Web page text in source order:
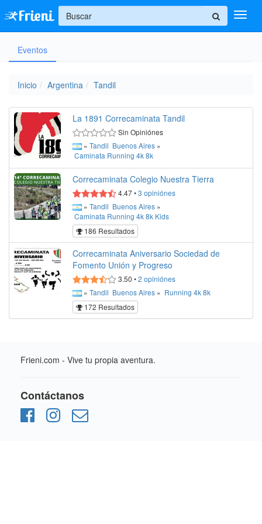
Ingresar
+
Eventos
Inicio Argentina Tandil
La 1891 Correcaminata Tandil
Sin Opiniónes
» Tandil Buenos Aires »
Caminata Running 4k8k
Correcaminata Colegio Nuestra Tierra
4.47•3 opiniónes
» Tandil Buenos Aires »
Caminata Running 4k8k Kids
186 Resultados
Correcaminata Aniversario Sociedad de
Fomento Unión y Progreso
3.50 •2 opiniónes
» Tandil Buenos Aires » Running 4k8k
172 Resultados
Frieni.com - Vive tu propia aventura.
Contáctanos